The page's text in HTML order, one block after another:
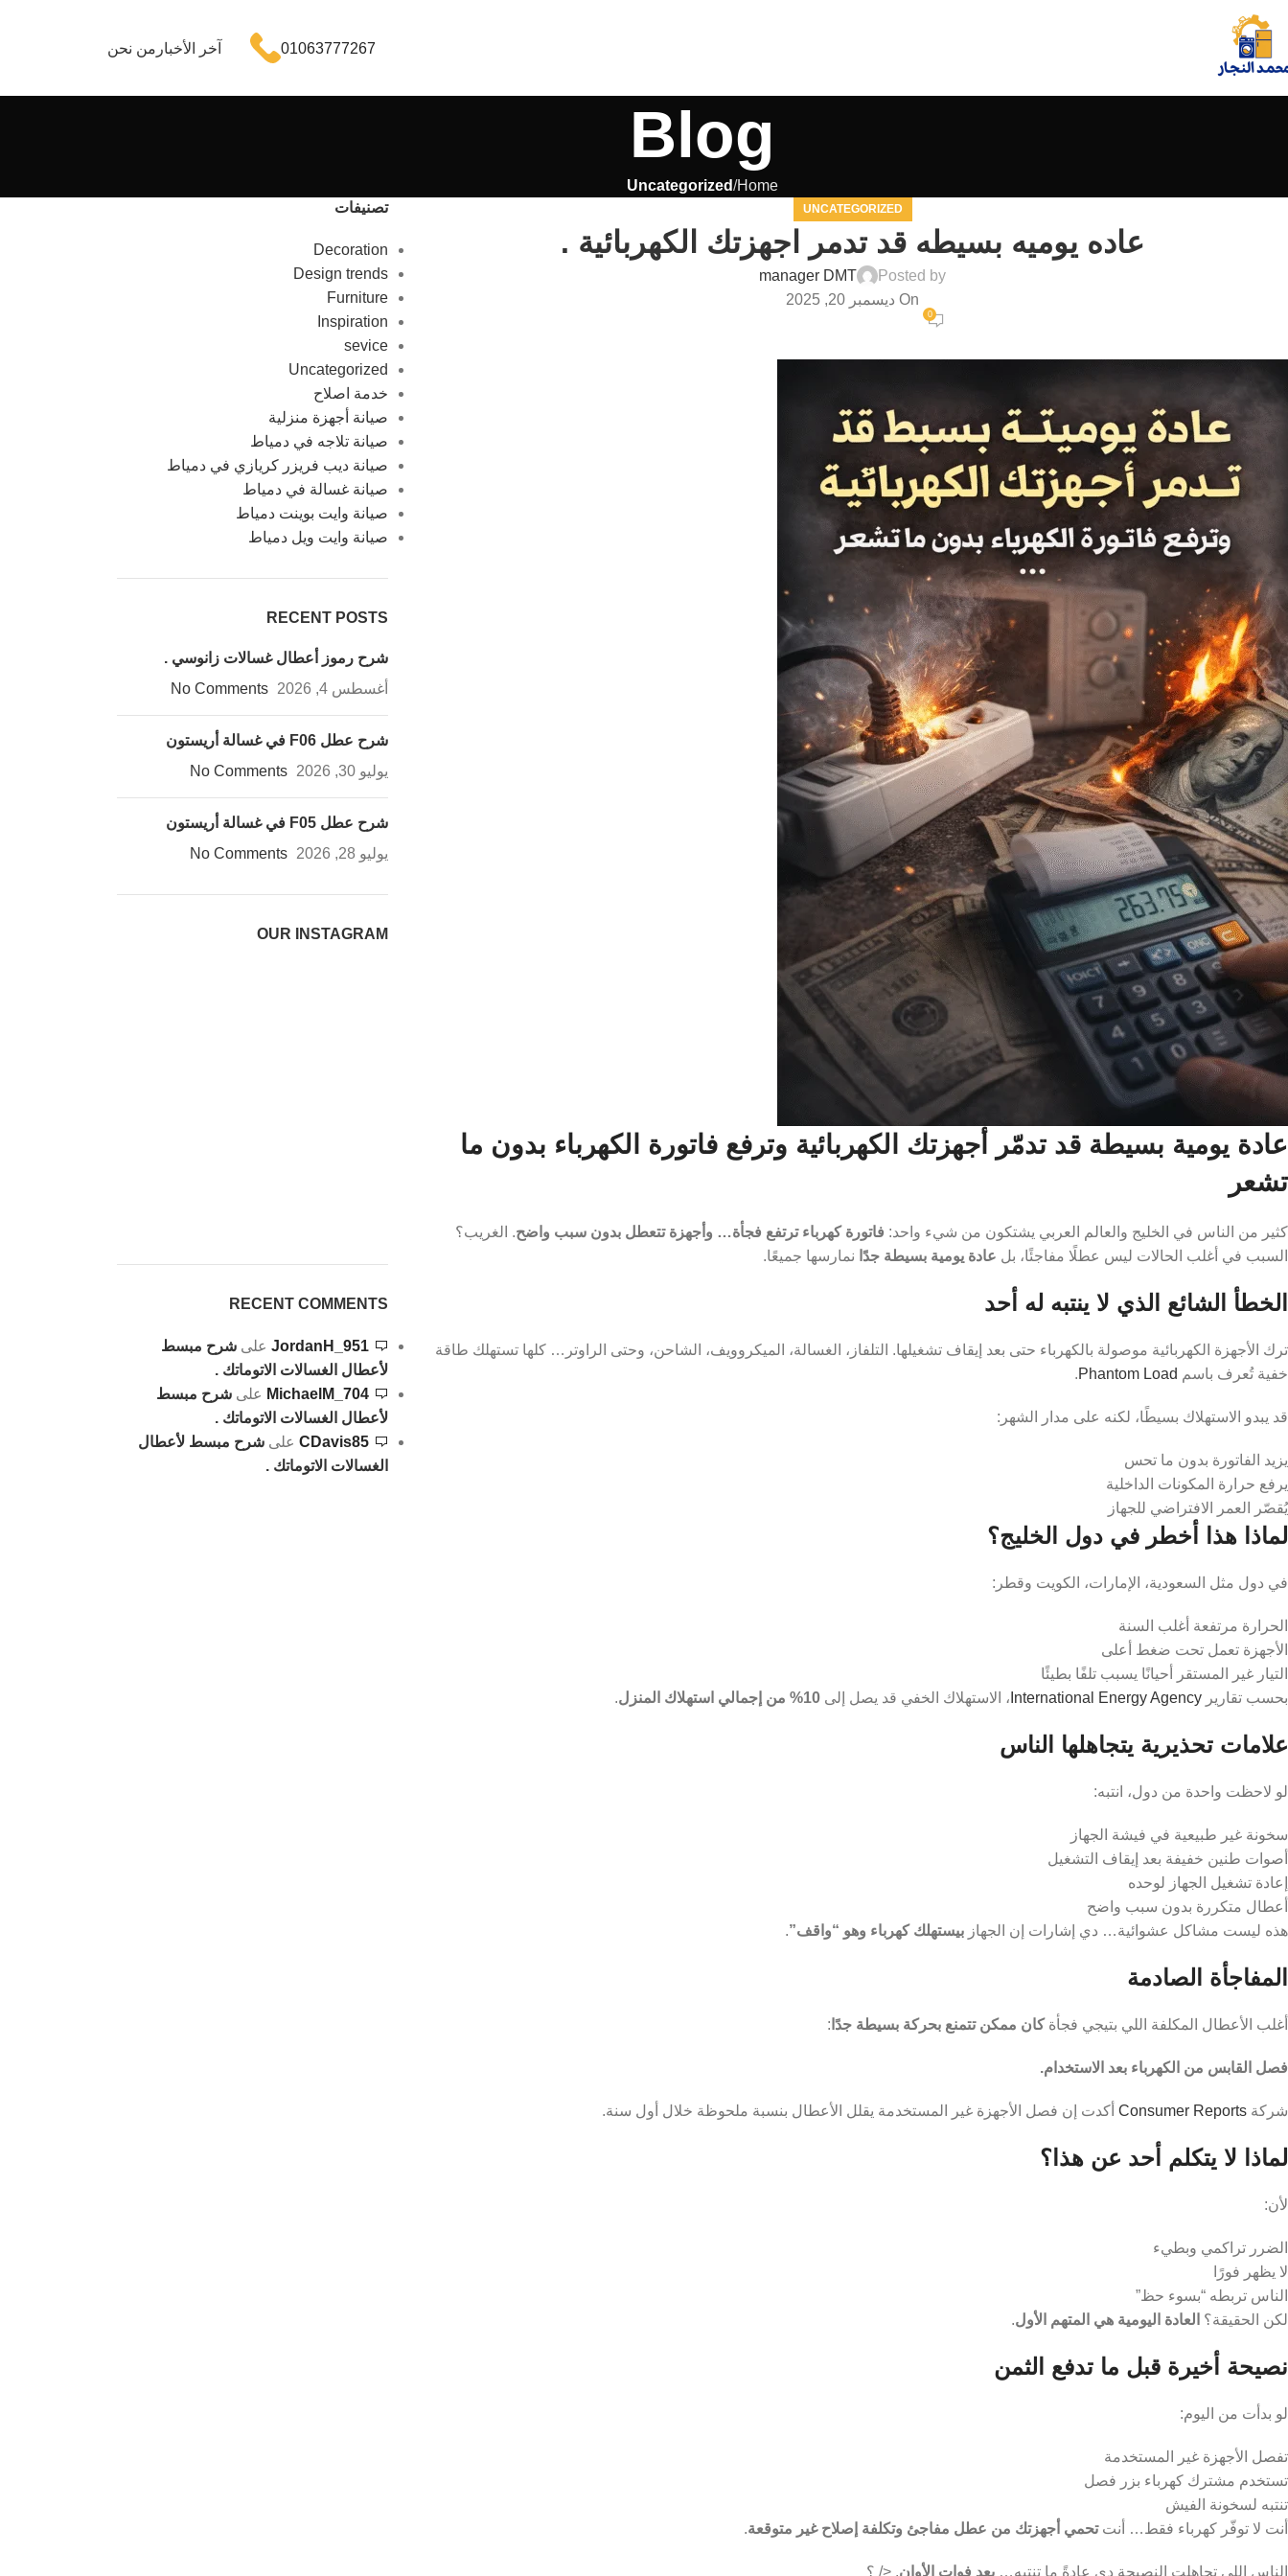
01063777267 آخر الأخبار من نحن
Blog
Home
Uncategorized
UNCATEGORIZED
عاده يوميه بسيطه قد تدمر اجهزتك الكهربائية .
Posted by
manager DMT
On ديسمبر 20, 2025
0
عادة يومية بسيطة قد تدمّر أجهزتك الكهربائية وترفع فاتورة الكهرباء بدون ما
تشعر
كثير من الناس في الخليج والعالم العربي يشتكون من شيء واحد: فاتورة كهرباء ترتفع فجأة… وأجهزة تتعطل بدون سبب واضح. الغريب؟
السبب في أغلب الحالات ليس عطلًا مفاجئًا، بل عادة يومية بسيطة جدًا نمارسها جميعًا.
الخطأ الشائع الذي لا ينتبه له أحد
ترك الأجهزة الكهربائية موصولة بالكهرباء حتى بعد إيقاف تشغيلها. التلفاز، الغسالة، الميكروويف، الشاحن، وحتى الراوتر… كلها تستهلك طاقة
خفية تُعرف باسم Phantom Load
.
قد يبدو الاستهلاك بسيطًا، لكنه على مدار الشهر:
يزيد الفاتورة بدون ما تحس
يرفع حرارة المكونات الداخلية
يُقصّر العمر الافتراضي للجهاز
لماذا هذا أخطر في دول الخليج؟
في دول مثل السعودية، الإمارات، الكويت وقطر:
الحرارة مرتفعة أغلب السنة
الأجهزة تعمل تحت ضغط أعلى
التيار غير المستقر أحيانًا يسبب تلفًا بطيئًا
بحسب تقارير International Energy Agency ، الاستهلاك الخفي قد يصل إلى 10% من إجمالي استهلاك المنزل .
علامات تحذيرية يتجاهلها الناس
لو لاحظت واحدة من دول، انتبه:
سخونة غير طبيعية في فيشة الجهاز
أصوات طنين خفيفة بعد إيقاف التشغيل
إعادة تشغيل الجهاز لوحده
أعطال متكررة بدون سبب واضح
هذه ليست مشاكل عشوائية… دي إشارات إن الجهاز بيستهلك كهرباء وهو “واقف”.
المفاجأة الصادمة
أغلب الأعطال المكلفة اللي بتيجي فجأةكان ممكن تتمنع بحركة بسيطة جدًا :
فصل القابس من الكهرباء بعد الاستخدام.
شركة Consumer Reports أكدت إن فصل الأجهزة غير المستخدمة يقلل الأعطال بنسبة ملحوظة خلال أول سنة.
لماذا لا يتكلم أحد عن هذا؟
لأن:
الضرر تراكمي وبطيء
لا يظهر فورًا
الناس تربطه “بسوء حظ”
لكن الحقيقة؟ العادة اليومية هي المتهم الأول.
نصيحة أخيرة قبل ما تدفع الثمن
لو بدأت من اليوم:
تفصل الأجهزة غير المستخدمة
تستخدم مشترك كهرباء بزر فصل
تنتبه لسخونة الفيش
أنت لا توفّر كهرباء فقط… أنتتحمي أجهزتك من عطل مفاجئ وتكلفة إصلاح غير متوقعة.
الناس اللي تجاهلت النصيحة دي عادةً ما تنتبه… بعد فوات الأوان. </ ؟
تصنيفات
Decoration
Design trends
Furniture
Inspiration
sevice
Uncategorized
خدمة اصلاح
صيانة أجهزة منزلية
صيانة تلاجه في دمياط
صيانة ديب فريزر كريازي في دمياط
صيانة غسالة في دمياط
صيانة وايت بوينت دمياط
صيانة وايت ويل دمياط
RECENT POSTS
شرح رموز أعطال غسالات زانوسي .
أغسطس 4, 2026
No Comments
شرح عطل F06 في غسالة أريستون
يوليو 30, 2026
No Comments
شرح عطل F05 في غسالة أريستون
يوليو 28, 2026
No Comments
OUR INSTAGRAM
RECENT COMMENTS
JordanH_951على شرح مبسط
لأعطال الغسالات الاتوماتك .
MichaelM_704 على شرح مبسط
لأعطال الغسالات الاتوماتك .
CDavis85على شرح مبسط لأعطال
الغسالات الاتوماتك .